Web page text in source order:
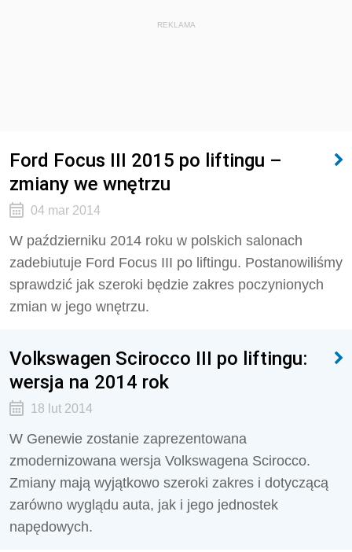
REKLAMA
Ford Focus III 2015 po liftingu –
zmiany we wnętrzu
04 mar 2014
W październiku 2014 roku w polskich salonach
zadebiutuje Ford Focus III po liftingu. Postanowiliśmy
sprawdzić jak szeroki będzie zakres poczynionych
zmian w jego wnętrzu.
Volkswagen Scirocco III po liftingu:
wersja na 2014 rok
18 lut 2014
W Genewie zostanie zaprezentowana
zmodernizowana wersja Volkswagena Scirocco.
Zmiany mają wyjątkowo szeroki zakres i dotyczącą
zarówno wyglądu auta, jak i jego jednostek
napędowych.